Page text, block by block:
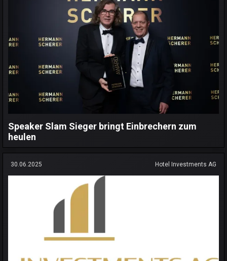
Speaker Slam Sieger bringt Einbrechern zum
heulen
30.06.2025 Hotel Investments AG